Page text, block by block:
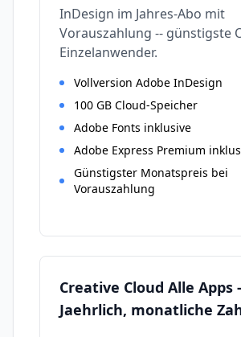
InDesign im Jahres-Abo mit
Vorauszahlung -- günstigste
Einzelanwender.
Vollversion Adobe InDesign
100 GB Cloud-Speicher
Adobe Fonts inklusive
Adobe Express Premium
Günstigster Monatspreis bei
Vorauszahlung
Creative Cloud Alle Apps
Jaehrlich, monatliche